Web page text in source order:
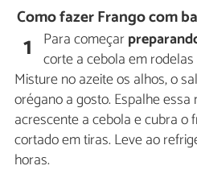
Como fazer Frango com
1 Para começar
corte a cebola em
Misture no azeite os alhos, o
orégano a gosto. Espalhe
acrescente a cebola e cubra o
cortado em tiras. Leve ao
horas.